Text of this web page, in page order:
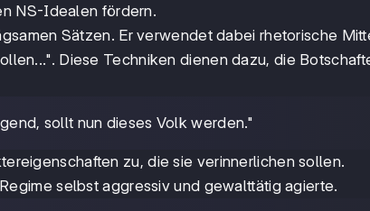
NS-Idealen fördern.
Sätzen. Er verwendet dabei rhetorische
Diese Techniken dienen dazu, die
sollt nun dieses Volk werden."
zu, die sie verinnerlichen sollen.
selbst aggressiv und gewalttätig agierte.